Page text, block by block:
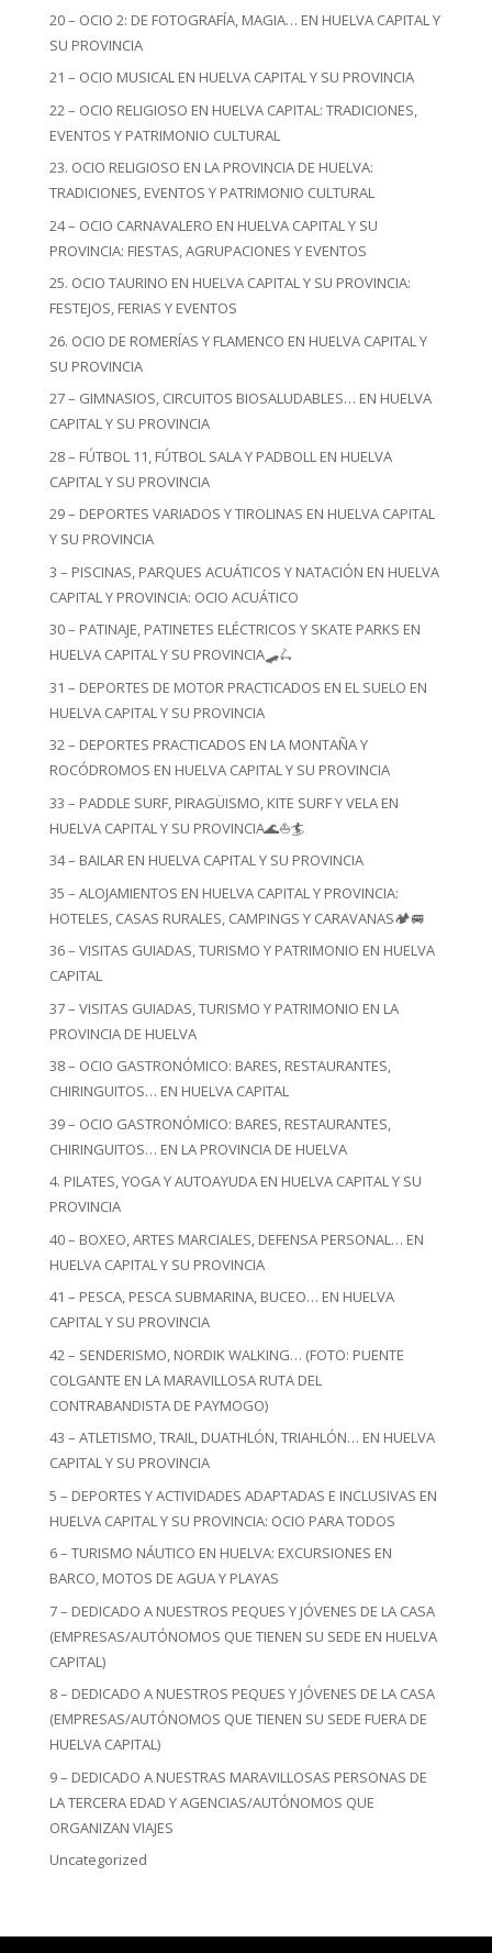
20 – OCIO 2: DE FOTOGRAFÍA, MAGIA… EN HUELVA CAPITAL Y
SU PROVINCIA
21 – OCIO MUSICAL EN HUELVA CAPITAL Y SU PROVINCIA
22 – OCIO RELIGIOSO EN HUELVA CAPITAL: TRADICIONES,
EVENTOS Y PATRIMONIO CULTURAL
23. OCIO RELIGIOSO EN LA PROVINCIA DE HUELVA:
TRADICIONES, EVENTOS Y PATRIMONIO CULTURAL
24 – OCIO CARNAVALERO EN HUELVA CAPITAL Y SU
PROVINCIA: FIESTAS, AGRUPACIONES Y EVENTOS
25. OCIO TAURINO EN HUELVA CAPITAL Y SU PROVINCIA:
FESTEJOS, FERIAS Y EVENTOS
26. OCIO DE ROMERÍAS Y FLAMENCO EN HUELVA CAPITAL Y
SU PROVINCIA
27 – GIMNASIOS, CIRCUITOS BIOSALUDABLES… EN HUELVA
CAPITAL Y SU PROVINCIA
28 – FÚTBOL 11, FÚTBOL SALA Y PADBOLL EN HUELVA
CAPITAL Y SU PROVINCIA
29 – DEPORTES VARIADOS Y TIROLINAS EN HUELVA CAPITAL
Y SU PROVINCIA
3 – PISCINAS, PARQUES ACUÁTICOS Y NATACIÓN EN HUELVA
CAPITAL Y PROVINCIA: OCIO ACUÁTICO
30 – PATINAJE, PATINETES ELÉCTRICOS Y SKATE PARKS EN
HUELVA CAPITAL Y SU PROVINCIA🛹🛴
31 – DEPORTES DE MOTOR PRACTICADOS EN EL SUELO EN
HUELVA CAPITAL Y SU PROVINCIA
32 – DEPORTES PRACTICADOS EN LA MONTAÑA Y
ROCÓDROMOS EN HUELVA CAPITAL Y SU PROVINCIA
33 – PADDLE SURF, PIRAGÜISMO, KITE SURF Y VELA EN
HUELVA CAPITAL Y SU PROVINCIA🌊⛵🏄
34 – BAILAR EN HUELVA CAPITAL Y SU PROVINCIA
35 – ALOJAMIENTOS EN HUELVA CAPITAL Y PROVINCIA:
HOTELES, CASAS RURALES, CAMPINGS Y CARAVANAS🏕️🚐
36 – VISITAS GUIADAS, TURISMO Y PATRIMONIO EN HUELVA
CAPITAL
37 – VISITAS GUIADAS, TURISMO Y PATRIMONIO EN LA
PROVINCIA DE HUELVA
38 – OCIO GASTRONÓMICO: BARES, RESTAURANTES,
CHIRINGUITOS… EN HUELVA CAPITAL
39 – OCIO GASTRONÓMICO: BARES, RESTAURANTES,
CHIRINGUITOS… EN LA PROVINCIA DE HUELVA
4. PILATES, YOGA Y AUTOAYUDA EN HUELVA CAPITAL Y SU
PROVINCIA
40 – BOXEO, ARTES MARCIALES, DEFENSA PERSONAL… EN
HUELVA CAPITAL Y SU PROVINCIA
41 – PESCA, PESCA SUBMARINA, BUCEO… EN HUELVA
CAPITAL Y SU PROVINCIA
42 – SENDERISMO, NORDIK WALKING… (FOTO: PUENTE
COLGANTE EN LA MARAVILLOSA RUTA DEL
CONTRABANDISTA DE PAYMOGO)
43 – ATLETISMO, TRAIL, DUATHLÓN, TRIAHLÓN… EN HUELVA
CAPITAL Y SU PROVINCIA
5 – DEPORTES Y ACTIVIDADES ADAPTADAS E INCLUSIVAS EN
HUELVA CAPITAL Y SU PROVINCIA: OCIO PARA TODOS
6 – TURISMO NÁUTICO EN HUELVA: EXCURSIONES EN
BARCO, MOTOS DE AGUA Y PLAYAS
7 – DEDICADO A NUESTROS PEQUES Y JÓVENES DE LA CASA
(EMPRESAS/AUTÓNOMOS QUE TIENEN SU SEDE EN HUELVA
CAPITAL)
8 – DEDICADO A NUESTROS PEQUES Y JÓVENES DE LA CASA
(EMPRESAS/AUTÓNOMOS QUE TIENEN SU SEDE FUERA DE
HUELVA CAPITAL)
9 – DEDICADO A NUESTRAS MARAVILLOSAS PERSONAS DE
LA TERCERA EDAD Y AGENCIAS/AUTÓNOMOS QUE
ORGANIZAN VIAJES
Uncategorized